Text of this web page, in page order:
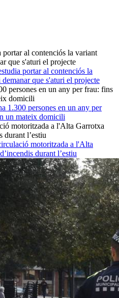
portar al contenciós la
que s'aturi el projecte
1.300 persones en un any per
un mateix domicili
motoritzada a l'Alta
durant l’estiu